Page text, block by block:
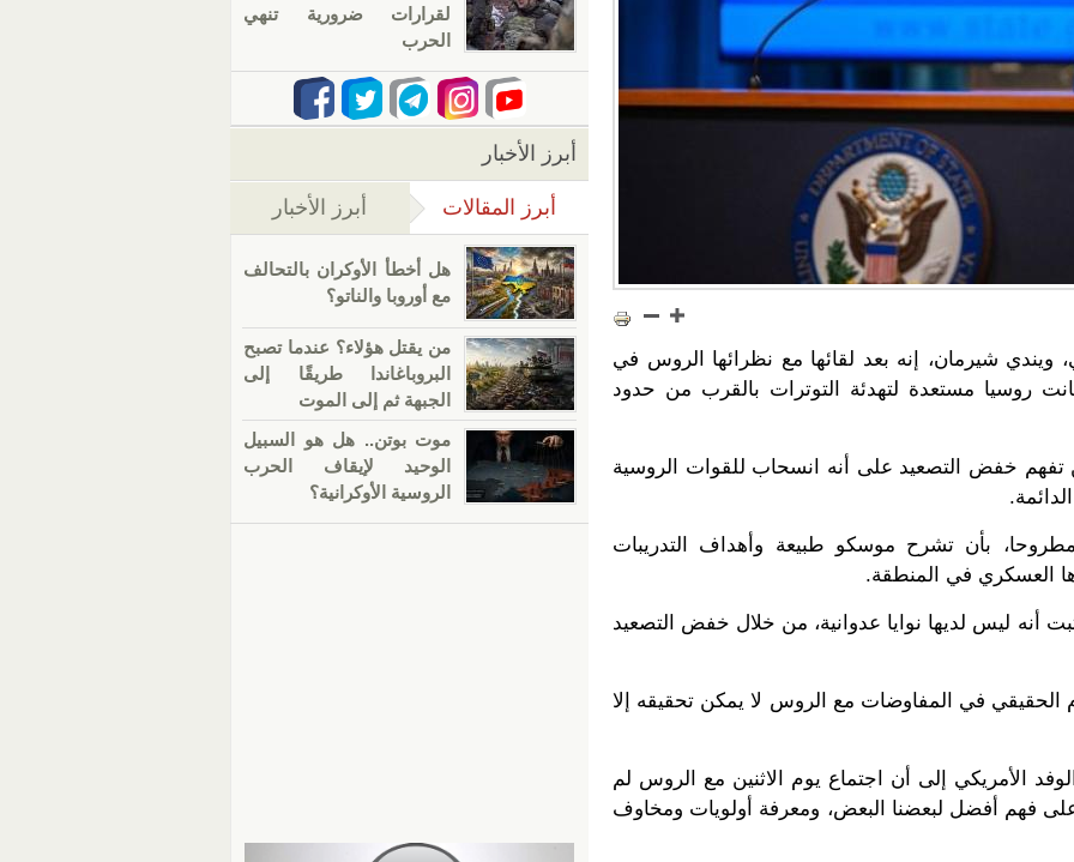
ويندي شيرمان، إنه بعد لقائها مع نظرائها الروس في
روسيا مستعدة لتهدئة التوترات بالقرب من حدود
خفض التصعيد على أنه انسحاب للقوات الروسية
بأن تشرح موسكو طبيعة وأهداف التدريبات
العسكري في المنطقة.
أنه ليس لديها نوايا عدوانية، من خلال خفض التصعيد
في المفاوضات مع الروس لا يمكن تحقيقه إلا
الأمريكي إلى أن اجتماع يوم الاثنين مع الروس لم
فهم أفضل لبعضنا البعض، ومعرفة أولويات ومخاوف
لقرارات ضرورية تنهي
الحرب
أبرز الأخبار
أبرز المقالات (علامة التبويب النشطة)
أبرز الأخبار
هل أخطأ الأوكران بالتحالف
مع أوروبا والناتو؟
من يقتل هؤلاء؟ عندما تصبح
البروباغاندا طريقًا إلى
الجبهة ثم إلى الموت
موت بوتن.. هل هو السبيل
الوحيد لإيقاف الحرب
الروسية الأوكرانية؟